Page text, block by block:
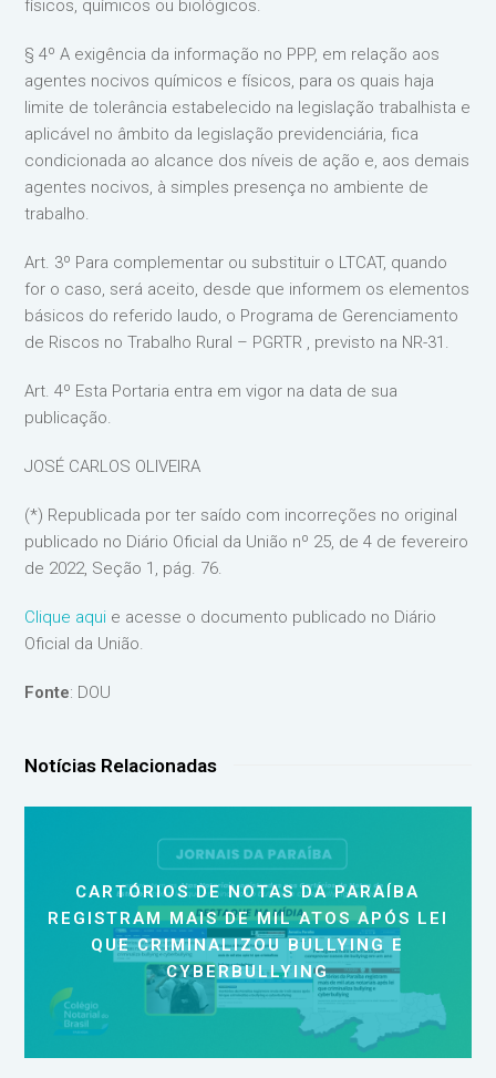
físicos, químicos ou biológicos.
§ 4º A exigência da informação no PPP, em relação aos
agentes nocivos químicos e físicos, para os quais haja
limite de tolerância estabelecido na legislação trabalhista e
aplicável no âmbito da legislação previdenciária, fica
condicionada ao alcance dos níveis de ação e, aos demais
agentes nocivos, à simples presença no ambiente de
trabalho.
Art. 3º Para complementar ou substituir o LTCAT, quando
for o caso, será aceito, desde que informem os elementos
básicos do referido laudo, o Programa de Gerenciamento
de Riscos no Trabalho Rural – PGRTR , previsto na NR-31.
Art. 4º Esta Portaria entra em vigor na data de sua
publicação.
JOSÉ CARLOS OLIVEIRA
(*) Republicada por ter saído com incorreções no original
publicado no Diário Oficial da União nº 25, de 4 de fevereiro
de 2022, Seção 1, pág. 76.
Clique aqui e acesse o documento publicado no Diário
Oficial da União.
Fonte: DOU
Notícias Relacionadas
CARTÓRIOS DE NOTAS DA PARAÍBA
REGISTRAM MAIS DE MIL ATOS APÓS LEI
QUE CRIMINALIZOU BULLYING E
CYBERBULLYING